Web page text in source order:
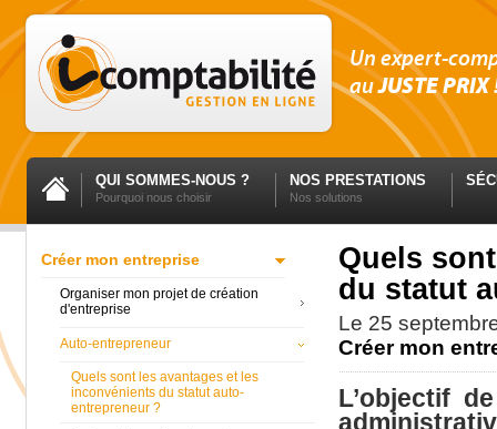
Un expert-
auJUSTE PRIX
QUI SOMMES-NOUS ?
Pourquoi nous choisir
NOS PRESTATIONS
Nos solutions
Créer mon entreprise
Organiser mon projet de création
d'entreprise
Auto-entrepreneur
Quels sont les avantages et les
inconvénients du statut auto-
entrepreneur ?
Quels
du statut
Le 25
Créer mon
L’objectif